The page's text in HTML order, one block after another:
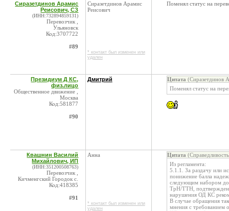
Сиразетдинов Арамис
Реисович, СЗ
(ИНН:732894859131)
Перевозчик ,
Ульяновск
Код:3707722
#89
Сиразетдинов Арамис
Реисович
* контакт был изменен или
удален
Поменял статус на
Президиум Д КС,
физ.лицо
Общественное движение ,
Москва
Код:581877
#90
Дмитрий Цитата (Сиразетдинов
Поменял статус на
Квашнин Василий
Михайлович, ИП
(ИНН:351200508763)
Перевозчик ,
Кичменгский Городок с.
Код:418385
#91
Анна
* контакт был изменен или
удален
Цитата
Из регламента:
5.1.1. За раздачу или
понижение балла
следующим набором
ТрН/ТТН,
нарушения ОД КС
В случае обращения
мнения с требованием